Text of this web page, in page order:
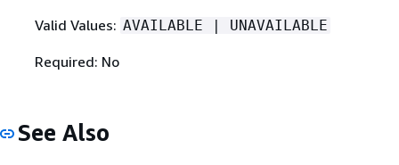
Valid Values: AVAILABLE | UNAVAILABLE
Required: No
See Also